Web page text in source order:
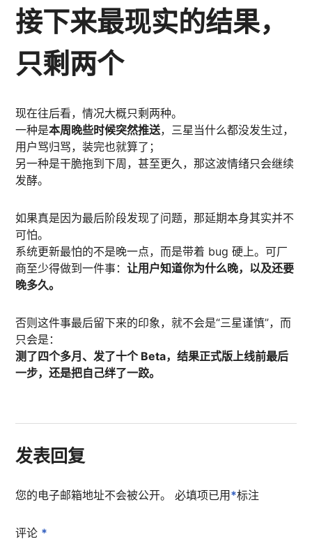
接下来最现实的结果，
只剩两个
现在往后看，情况大概只剩两种。
一种是本周晚些时候突然推送，三星当什么都没发生过，
用户骂归骂，装完也就算了；
另一种是干脆拖到下周，甚至更久，那这波情绪只会继续
发酵。
如果真是因为最后阶段发现了问题，那延期本身其实并不
可怕。
系统更新最怕的不是晚一点，而是带着 bug 硬上。可厂
商至少得做到一件事：让用户知道你为什么晚，以及还要
晚多久。
否则这件事最后留下来的印象，就不会是“三星谨慎”，而
只会是：
测了四个多月、发了十个 Beta，结果正式版上线前最后
一步，还是把自己绊了一跤。
发表回复
您的电子邮箱地址不会被公开。 必填项已用*标注
评论 *